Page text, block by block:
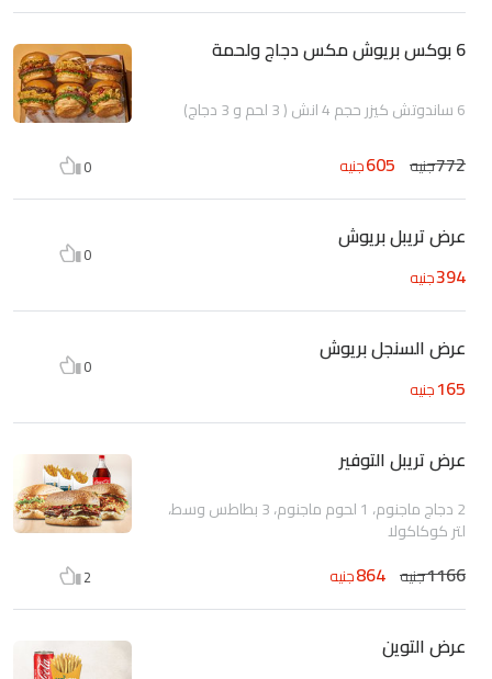
6 بوكس بريوش مكس دجاج ولحمة
6 ساندوتش كيزر حجم 4 انش ( 3 لحم و 3 دجاج)
772جنيه 605جنيه 0
عرض تريبل بريوش
394جنيه
0
عرض السنجل بريوش
165جنيه
0
عرض تريبل التوفير
2 دجاج ماجنوم، 1 لحوم ماجنوم، 3 بطاطس وسط،
لتر كوكاكولا
1166جنيه 864جنيه 2
عرض التوين